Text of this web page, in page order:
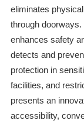
eliminates
through
enhances safety
detects and
protection in
facilities, and
presents an
accessibility,